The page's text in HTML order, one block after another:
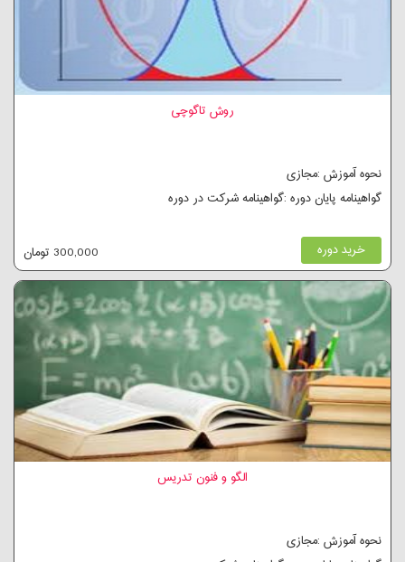
روش تاگوچی
نحوه آموزش :مجازی
گواهینامه پایان دوره :گواهینامه شرکت در دوره
خرید دوره 300,000 تومان
الگو و فنون تدریس
نحوه آموزش :مجازی